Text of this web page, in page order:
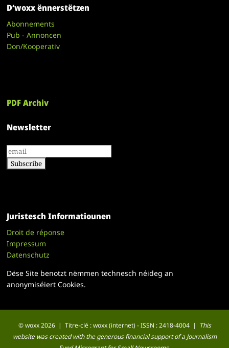
D’woxx ënnerstëtzen
Abonnements
Pub - Annoncen
Don/Kooperativ
PDF Archiv
Newsletter
Juristesch Informatiounen
Droit de réponse
Impressum
Datenschutz
Dëse Site benotzt nëmmen technesch néideg an
anonymiséiert Cookies.
© woxx 2026 | Titre-clé : woxx (internet) - ISSN : 2418-4004 |
This
website was created with the generous financial support of a Journalism